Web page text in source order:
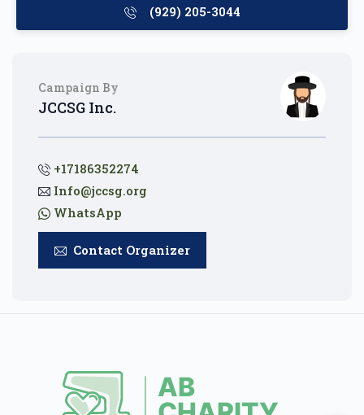
(929) 205-3044
Campaign By
JCCSG Inc.
+17186352274
Info@jccsg.org
WhatsApp
Contact Organizer